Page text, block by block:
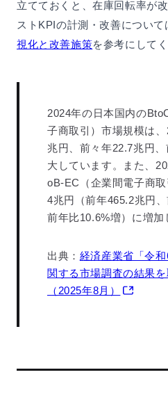
立てておくと、在庫回転率が
ストKPIの計測・改善について
視化と改善施策を参考にしてく
2024年の日本国内の
子商取引）市場規模は
兆円、前々年22.7兆円
大しています。また、
oB-EC（企業間電子商
4兆円（前年465.2兆円、
前年比10.6%増）に増加
出典： 経済産業省「令
関する市場調査の結果を
（2025年8月）